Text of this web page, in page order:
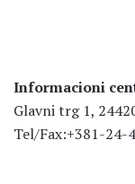
Informacioni
Glavni trg 1,
Tel/Fax:+381-24-